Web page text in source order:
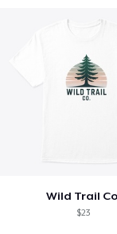
Wild Trail
$23